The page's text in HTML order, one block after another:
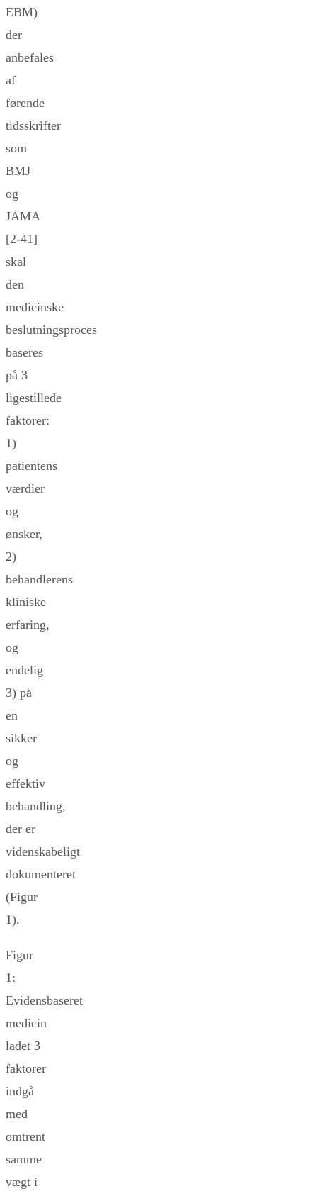
EBM)
der
anbefales
af
førende
tidsskrifter
som
BMJ
og
JAMA
[2-41]
skal
den
medicinske
beslutningsproces
baseres
på 3
ligestillede
faktorer:
1)
patientens
værdier
og
ønsker,
2)
behandlerens
kliniske
erfaring,
og
endelig
3) på
en
sikker
og
effektiv
behandling,
der er
videnskabeligt
dokumenteret
(Figur
1).
Figur
1:
Evidensbaseret
medicin
ladet 3
faktorer
indgå
med
omtrent
samme
vægt i